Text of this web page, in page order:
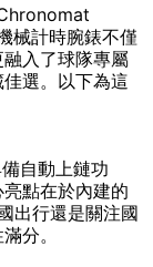
械計時腕錶不僅
入了球隊專屬
選。以下為這
自動上鏈功
點在於內建的
出行還是關注國
分。